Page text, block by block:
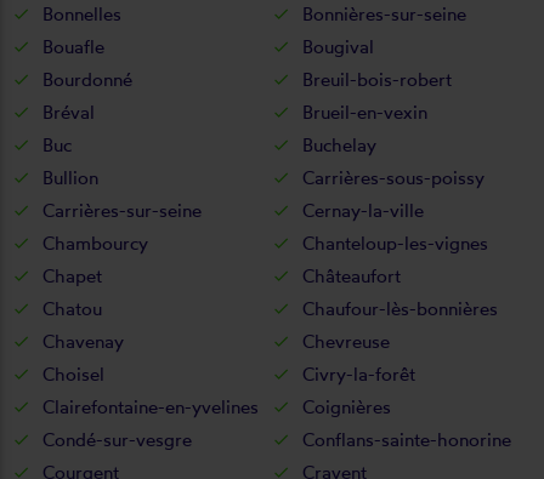
Bonnelles
Bonnières-sur-seine
Bouafle
Bougival
Bourdonné
Breuil-bois-robert
Bréval
Brueil-en-vexin
Buc
Buchelay
Bullion
Carrières-sous-poissy
Carrières-sur-seine
Cernay-la-ville
Chambourcy
Chanteloup-les-vignes
Chapet
Châteaufort
Chatou
Chaufour-lès-bonnières
Chavenay
Chevreuse
Choisel
Civry-la-forêt
Clairefontaine-en-yvelines
Coignières
Condé-sur-vesgre
Conflans-sainte-honorine
Courgent
Cravent